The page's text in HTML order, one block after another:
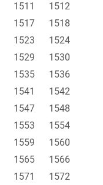
1511
1512
1517
1518
1523
1524
1529
1530
1535
1536
1541
1542
1547
1548
1553
1554
1559
1560
1565
1566
1571
1572